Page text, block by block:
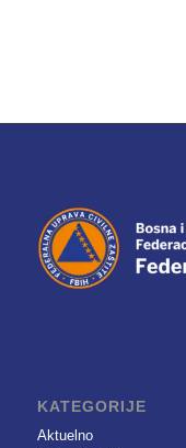
KATEGORIJE
Aktuelno